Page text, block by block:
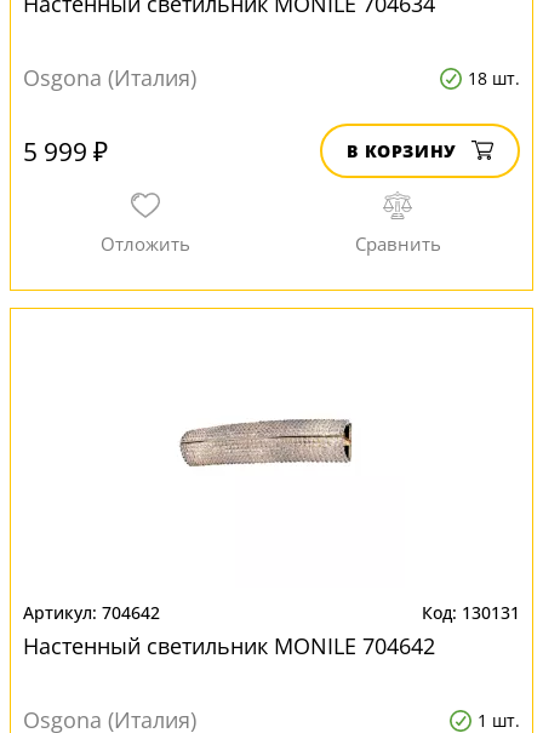
Osgona (Италия) 18 шт.
5 999 ₽ В КОРЗИНУ
704642 130131
Настенный светильник MONILE 704642
Osgona (Италия) 1 шт.